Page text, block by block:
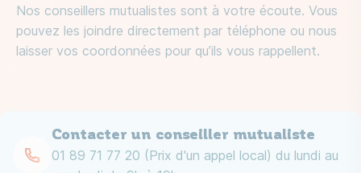
Nos conseillers mutualistes sont à votre écoute. Vous
pouvez les joindre directement par téléphone ou nous
laisser vos coordonnées pour qu’ils vous rappellent.
Contacter un conseiller mutualiste
01 89 71 77 20 (Prix d'un appel local) du lundi au